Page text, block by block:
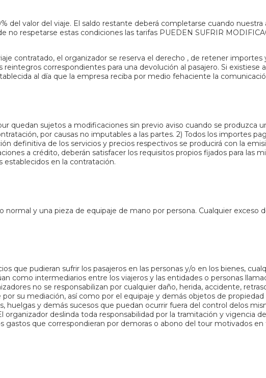
del valor del viaje. El saldo restante deberá completarse cuando
no respetarse estas condiciones las tarifas PUEDEN SUFRIR
contratado, el organizador se reserva el derecho , de retener
correspondientes para una devolución al pasajero. Si
al día que la empresa reciba por medio fehaciente la
quedan sujetos a modificaciones sin previo aviso cuando se produzca
por causas no imputables a las partes. 2) Todos los importes
definitiva de los servicios y precios respectivos se producirá con la
a crédito, deberán satisfacer los requisitos propios fijados para las
establecidos en la contratación.
y una pieza de equipaje de mano por persona. Cualquier exceso
que pudieran sufrir los pasajeros en las personas y/o en los bienes,
como intermediarios entre los viajeros y las entidades o personas
no se responsabilizan por cualquier daño, herida, accidente,
su mediación, así como por el equipaje y demás objetos de
huelgas y demás sucesos que puedan ocurrir fuera del control delos
deslinda toda responsabilidad por la tramitación y vigencia
gastos que correspondieran por demoras o abono del tour motivados